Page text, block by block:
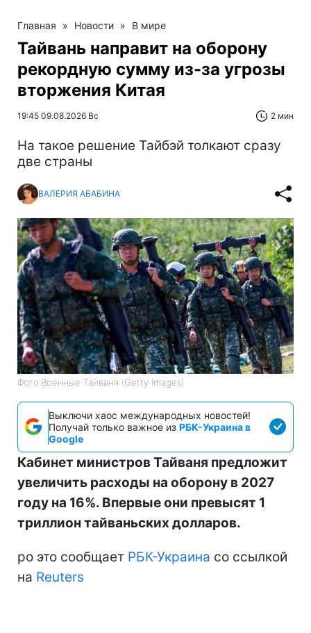
Главная » Новости » В мире
Тайвань направит на оборону
рекордную сумму из-за угрозы
вторжения Китая
19:45 09.08.2026 Вс 2 мин
На такое решение Тайбэй толкают сразу
две страны
ВАЛЕРИЯ АБАБИНА
Фото:Военные Тайваня (Getty Images)
Выключи хаос международных новостей!
Получай только важное из РБК-Украина в
Google
Кабинет министров Тайваня предложит
увеличить расходы на оборону в 2027
году на 16%. Впервые они превысят 1
триллион тайваньских долларов.
ро это сообщает РБК-Украина со ссылкой
на Reuters